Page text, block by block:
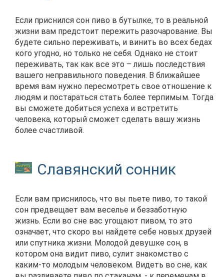
Если приснился сон пиво в бутылке, то в реальной
жизни вам предстоит пережить разочарование. Вы
будете сильно переживать, и винить во всех бедах
кого угодно, но только не себя. Однако не стоит
переживать, так как все это – лишь последствия
вашего неправильного поведения. В ближайшее
время вам нужно пересмотреть свое отношение к
людям и постараться стать более терпимым. Тогда
вы сможете добиться успеха и встретить
человека, который сможет сделать вашу жизнь
более счастливой.
Славянский сонник
Если вам приснилось, что вы пьете пиво, то такой
сон предвещает вам веселье и беззаботную
жизнь. Если во сне вас угощают пивом, то это
означает, что скоро вы найдете себе новых друзей
или спутника жизни. Молодой девушке сон, в
котором она видит пиво, сулит знакомство с
каким-то молодым человеком. Видеть во сне, как